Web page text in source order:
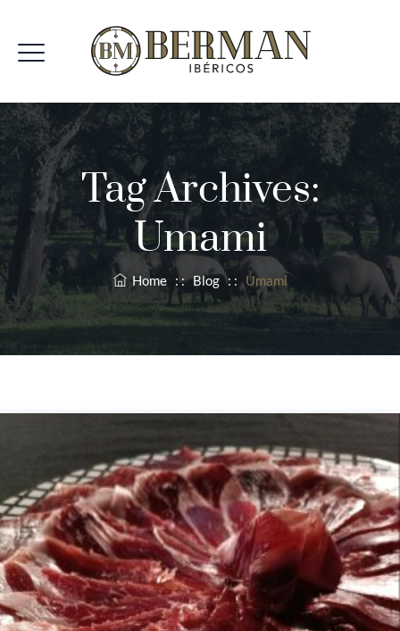
Tag Archives:
Umami
Home: :Blog: :Umami